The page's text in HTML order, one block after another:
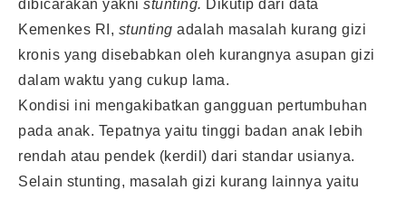
dibicarakan yakni stunting. Dikutip dari data
Kemenkes RI, stunting adalah masalah kurang gizi
kronis yang disebabkan oleh kurangnya asupan gizi
dalam waktu yang cukup lama.
Kondisi ini mengakibatkan gangguan pertumbuhan
pada anak. Tepatnya yaitu tinggi badan anak lebih
rendah atau pendek (kerdil) dari standar usianya.
Selain stunting, masalah gizi kurang lainnya yaitu